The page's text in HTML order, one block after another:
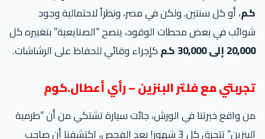
، أو كل سنتين. ولكن في مصر، ونظراً لاحتمالية وجود
في بعض محطات الوقود، ينصح “الصنايعية” بتغييره كل
إلى 30,000 كم
كإجراء وقائي للحفاظ على الرشاشات.
مع فلتر البنزين – رأي أعطال.كوم
واقع خبرتنا في الورش، جائت سيارة تشتكي من أن “طرمبة
البنزين” تتحرق كل 3 شهور! بعد الفحص، اكتشفنا أن صاحب